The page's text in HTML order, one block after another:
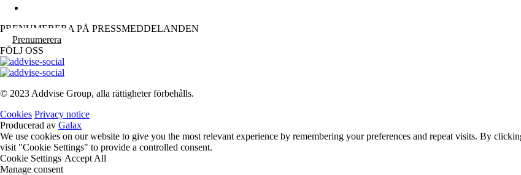
PRENUMERERA PÅ PRESSMEDDELANDEN
Prenumerera
FÖLJ OSS
© 2023 Addvise Group, alla rättigheter förbehålls.
Cookies Privacy notice
Producerad av Galax
We use cookies on our website to give you the most relevant experience by remembering your preferences and repeat visits. By
visit "Cookie Settings" to provide a controlled consent.
Cookie Settings Accept All
Manage consent